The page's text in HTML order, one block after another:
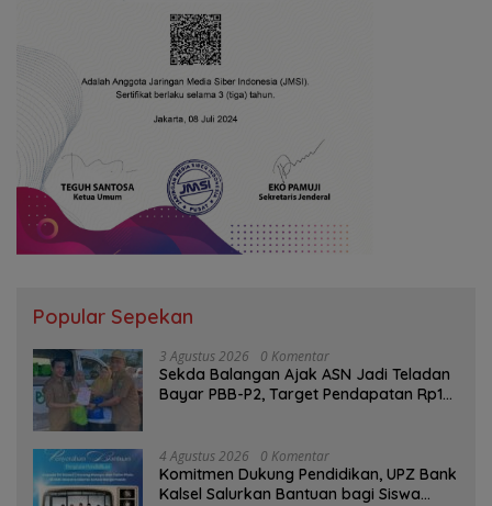
Popular Sepekan
3 Agustus 2026 0 Komentar
Sekda Balangan Ajak ASN Jadi Teladan
Bayar PBB-P2, Target Pendapatan Rp1
4 Agustus 2026 0 Komentar
Komitmen Dukung Pendidikan, UPZ Bank
Kalsel Salurkan Bantuan bagi Siswa